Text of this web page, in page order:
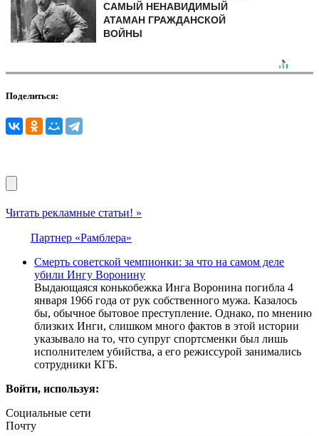
САМЫЙ НЕНАВИДИМЫЙ
АТАМАН ГРАЖДАНСКОЙ
ВОЙНЫ
Поделиться:
Читать рекламные статьи! »
Партнер «Рамблера»
Смерть советской чемпионки: за что на самом деле
убили Ингу Воронину
Выдающаяся конькобежка Инга Воронина погибла 4
января 1966 года от рук собственного мужа. Казалось
бы, обычное бытовое преступление. Однако, по мнению
близких Инги, слишком много фактов в этой истории
указывало на то, что супруг спортсменки был лишь
исполнителем убийства, а его режиссурой занимались
сотрудники КГБ.
Войти, используя:
Социальные сети
Почту